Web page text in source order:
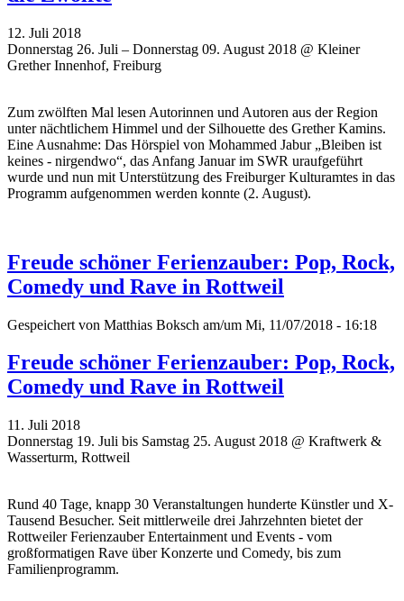
12. Juli 2018
Donnerstag 26. Juli – Donnerstag 09. August 2018 @ Kleiner
Grether Innenhof, Freiburg
Zum zwölften Mal lesen Autorinnen und Autoren aus der Region
unter nächtlichem Himmel und der Silhouette des Grether Kamins.
Eine Ausnahme: Das Hörspiel von Mohammed Jabur „Bleiben ist
keines - nirgendwo“, das Anfang Januar im SWR uraufgeführt
wurde und nun mit Unterstützung des Freiburger Kulturamtes in das
Programm aufgenommen werden konnte (2. August).
Freude schöner Ferienzauber: Pop, Rock,
Comedy und Rave in Rottweil
Gespeichert von Matthias Boksch am/um Mi, 11/07/2018 - 16:18
Freude schöner Ferienzauber: Pop, Rock,
Comedy und Rave in Rottweil
11. Juli 2018
Donnerstag 19. Juli bis Samstag 25. August 2018 @ Kraftwerk &
Wasserturm, Rottweil
Rund 40 Tage, knapp 30 Veranstaltungen hunderte Künstler und X-
Tausend Besucher. Seit mittlerweile drei Jahrzehnten bietet der
Rottweiler Ferienzauber Entertainment und Events - vom
großformatigen Rave über Konzerte und Comedy, bis zum
Familienprogramm.